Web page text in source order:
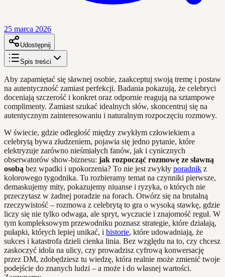
25 marca 2026
Udostępnij
Spis treści
Aby zapamiętać się sławnej osobie, zaakceptuj swoją tremę i postaw
na autentyczność zamiast perfekcji. Badania pokazują, że celebryci
doceniają szczerość i konkret oraz odpornie reagują na sztampowe
complimenty. Zamiast szukać idealnych słów, skoncentruj się na
autentycznym zainteresowaniu i naturalnym rozpoczęciu rozmowy.
W świecie, gdzie odległość między zwykłym człowiekiem a
celebrytą bywa złudzeniem, pojawia się jedno pytanie, które
elektryzuje zarówno nieśmiałych fanów, jak i cynicznych
obserwatorów show-biznesu: jak rozpocząć rozmowę ze sławną
osobą bez wpadki i upokorzenia? To nie jest zwykły poradnik z
kolorowego tygodnika. Tu rozbieramy temat na czynniki pierwsze,
demaskujemy mity, pokazujemy niuanse i ryzyka, o których nie
przeczytasz w żadnej poradzie na forach. Otwórz się na brutalną
rzeczywistość – rozmowa z celebrytą to gra o wysoką stawkę, gdzie
liczy się nie tylko odwaga, ale spryt, wyczucie i znajomość reguł. W
tym kompleksowym przewodniku poznasz strategie, które działają,
pułapki, których lepiej unikać, i historie, które udowadniają, że
sukces i katastrofa dzieli cienka linia. Bez względu na to, czy chcesz
zaskoczyć idola na ulicy, czy prowadzisz cyfrową konwersację
przez DM, zdobędziesz tu wiedzę, która realnie może zmienić twoje
podejście do znanych ludzi – a może i do własnej wartości.